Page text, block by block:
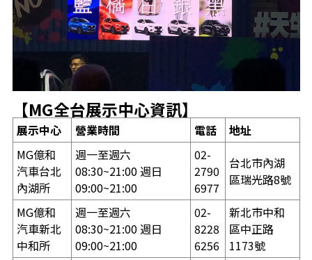
【MG全台展示中心資訊】
展示中心 營業時間 電話
地址
MG億和
汽車台北
內湖所
週一至週六
08:30~21:00 週日
09:00~21:00
02-
2790
6977
台北市內湖
區瑞光路8號
MG億和
汽車新北
中和所
週一至週六
08:30~21:00 週日
09:00~21:00
02-
8228
6256
新北市中和
區中正路
1173號